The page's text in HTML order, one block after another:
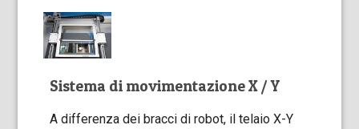
Sistema di movimentazione X / Y
A differenza dei bracci di robot, il telaio X-Y